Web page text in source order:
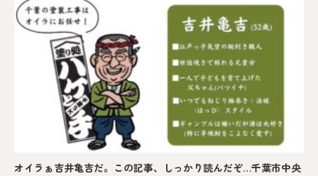
オイラぁ吉井亀吉だ。この記事、しっかり読んだぞ…千葉市中央